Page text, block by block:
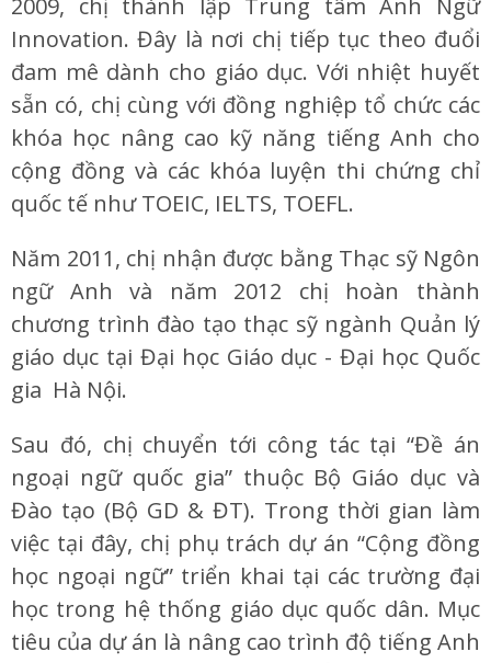
Innovation. Đây là nơi chị tiếp tục theo đuổi
đam mê dành cho giáo dục. Với nhiệt huyết
sẵn có, chị cùng với đồng nghiệp tổ chức các
khóa học nâng cao kỹ năng tiếng Anh cho
cộng đồng và các khóa luyện thi chứng chỉ
quốc tế như TOEIC, IELTS, TOEFL.
Năm 2011, chị nhận được bằng Thạc sỹ Ngôn
ngữ Anh và năm 2012 chị hoàn thành
chương trình đào tạo thạc sỹ ngành Quản lý
giáo dục tại Đại học Giáo dục - Đại học Quốc
gia Hà Nội.
Sau đó, chị chuyển tới công tác tại “Đề án
ngoại ngữ quốc gia” thuộc Bộ Giáo dục và
Đào tạo (Bộ GD & ĐT). Trong thời gian làm
việc tại đây, chị phụ trách dự án “Cộng đồng
học ngoại ngữ” triển khai tại các trường đại
học trong hệ thống giáo dục quốc dân. Mục
tiêu của dự án là nâng cao trình độ tiếng Anh